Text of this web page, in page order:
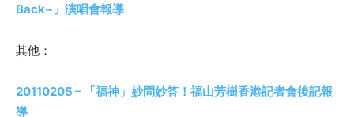
Back~ 」演唱會報導
其他：
20110205 –
「福神」妙問妙答！福山芳樹香港記者會後記報
導